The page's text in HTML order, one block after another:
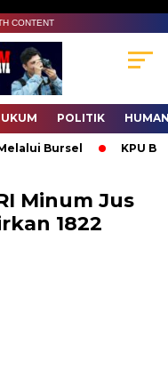
CONTENT
POLITIK
Bursel KPU
Minum Jus
1822